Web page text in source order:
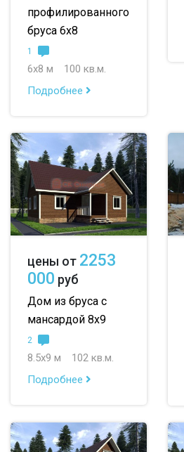
профилированного
бруса 6х8
1
6х8 м
100 кв.м.
Подробнее
цены от 2253
000 руб
Дом из бруса с
мансардой 8х9
2
8.5х9 м
102 кв.м.
Подробнее